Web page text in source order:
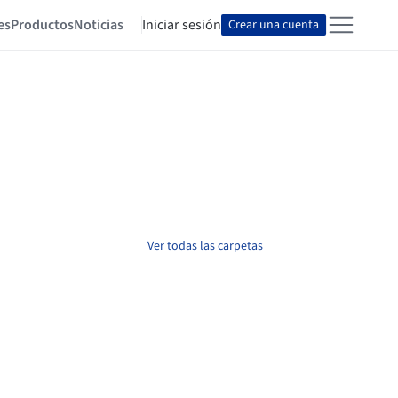
ProductosNoticias Iniciar sesión Crear una cuenta
Ver todas las carpetas